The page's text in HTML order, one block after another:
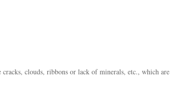
clouds, ribbons or lack of minerals, etc., which are